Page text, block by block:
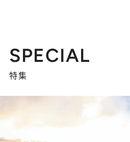
SPECIAL
特集